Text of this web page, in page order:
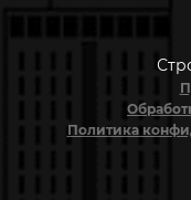
Политика